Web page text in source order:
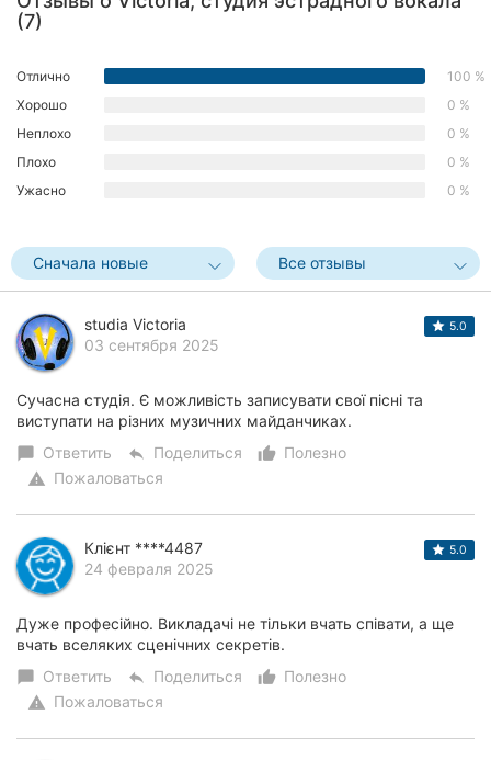
Черкассы
Черновцы
Ивано-
Луцк
Ужгород
Карпаты
(7)
Отлично
100 %
Хорошо
0 %
Неплохо
0 %
Плохо
0 %
Ужасно
0 %
Сначала новые Все отзывы
studia Victoria
03 сентября 2025
5.0
Сучасна студія. Є можливість записувати свої пісні та
виступати на різних музичних майданчиках.
chat_bubble Ответить reply Поделиться thumb_up_alt
Полезно
warning Пожаловаться
Клієнт ****4487
24 февраля 2025
5.0
Дуже професійно. Викладачі не тільки вчать співати, а ще
вчать вселяких сценічних секретів.
chat_bubble Ответить reply Поделиться thumb_up_alt
Полезно
warning Пожаловаться